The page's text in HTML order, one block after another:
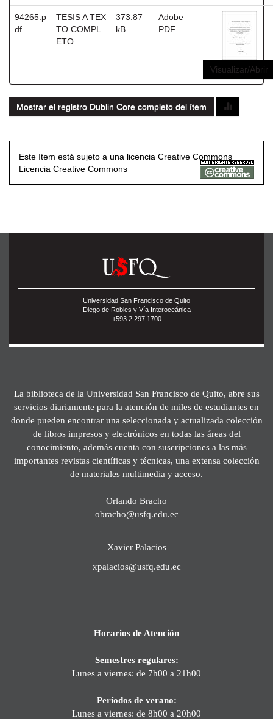
94265.p
df
TESIS A TEX
TO COMPL
ETO
373.87
kB
Adobe
PDF
Visualizar/Abrir
Mostrar el registro Dublin Core completo del ítem
Este ítem está sujeto a una licencia Creative Commons
Licencia Creative Commons
Universidad San Francisco de Quito
Diego de Robles y Vía Interoceánica
+593 2 297 1700
La biblioteca de la Universidad San Francisco de Quito, abre sus
servicios diariamente para la atención de miles de estudiantes en
donde pueden encontrar una seleccionada y actualizada colección
de libros impresos y electrónicos en todas las áreas del
conocimiento, además cuenta con suscripciones a las más
importantes revistas científicas y técnicas, una extensa colección
de materiales multimedia y acceso.
Orlando Bracho
obracho@usfq.edu.ec
Xavier Palacios
xpalacios@usfq.edu.ec
Horarios de Atención
Semestres regulares:
Lunes a viernes: de 7h00 a 21h00
Períodos de verano:
Lunes a viernes: de 8h00 a 20h00